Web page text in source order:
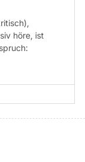
höre, ist